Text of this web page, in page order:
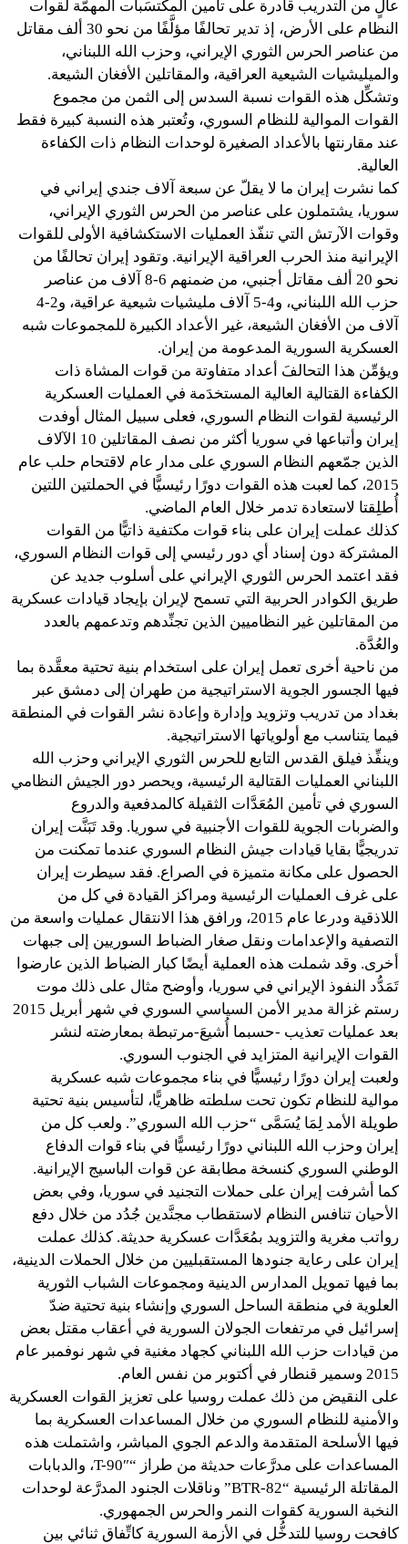
عالٍ من التدريب قادرة على تأمين المكتسَبات المهمَّة لقوات
النظام على الأرض، إذ تدير تحالفًا مؤلَّفًا من نحو 30 ألف مقاتل
من عناصر الحرس الثوري الإيراني، وحزب الله اللبناني،
والميليشيات الشيعية العراقية، والمقاتلين الأفغان الشيعة.
وتشكِّل هذه القوات نسبة السدس إلى الثمن من مجموع
القوات الموالية للنظام السوري، وتُعتبر هذه النسبة كبيرة فقط
عند مقارنتها بالأعداد الصغيرة لوحدات النظام ذات الكفاءة
العالية.
كما نشرت إيران ما لا يقلّ عن سبعة آلاف جندي إيراني في
سوريا، يشتملون على عناصر من الحرس الثوري الإيراني،
وقوات الآرتش التي تنفّذ العمليات الاستكشافية الأولى للقوات
الإيرانية منذ الحرب العراقية الإيرانية. وتقود إيران تحالفًا من
نحو 20 ألف مقاتل أجنبي، من ضمنهم 6-8 آلاف من عناصر
حزب الله اللبناني، و4-5 آلاف مليشيات شيعية عراقية، و2-4
آلاف من الأفغان الشيعة، غير الأعداد الكبيرة للمجموعات شبه
العسكرية السورية المدعومة من إيران.
ويؤمِّن هذا التحالفَ أعداد متفاوتة من قوات المشاة ذات
الكفاءة القتالية العالية المستخدَمة في العمليات العسكرية
الرئيسية لقوات النظام السوري، فعلى سبيل المثال أوفدت
إيران وأتباعها في سوريا أكثر من نصف المقاتلين 10 الآلاف
الذين جمّعهم النظام السوري على مدار عام لاقتحام حلب عام
2015، كما لعبت هذه القوات دورًا رئيسيًّا في الحملتين اللتين
أُطلِقتا لاستعادة تدمر خلال العام الماضي.
كذلك عملت إيران على بناء قوات مكتفية ذاتيًّا من القوات
المشتركة دون إسناد أي دور رئيسي إلى قوات النظام السوري،
فقد اعتمد الحرس الثوري الإيراني على أسلوب جديد عن
طريق الكوادر الحربية التي تسمح لإيران بإيجاد قيادات عسكرية
من المقاتلين غير النظاميين الذين تجنِّدهم وتدعمهم بالعدد
والعُدَّة.
من ناحية أخرى تعمل إيران على استخدام بنية تحتية معقَّدة بما
فيها الجسور الجوية الاستراتيجية من طهران إلى دمشق عبر
بغداد من تدريب وتزويد وإدارة وإعادة نشر القوات في المنطقة
فيما يتناسب مع أولوياتها الاستراتيجية.
وينفِّذ فيلق القدس التابع للحرس الثوري الإيراني وحزب الله
اللبناني العمليات القتالية الرئيسية، ويحصر دور الجيش النظامي
السوري في تأمين المُعَدَّات الثقيلة كالمدفعية والدروع
والضربات الجوية للقوات الأجنبية في سوريا. وقد تَبَنَّت إيران
تدريجيًّا بقايا قيادات جيش النظام السوري عندما تمكنت من
الحصول على مكانة متميزة في الصراع. فقد سيطرت إيران
على غرف العمليات الرئيسية ومراكز القيادة في كل من
اللاذقية ودرعا عام 2015، ورافق هذا الانتقال عمليات واسعة من
التصفية والإعدامات ونقل صغار الضباط السوريين إلى جبهات
أخرى. وقد شملت هذه العملية أيضًا كبار الضباط الذين عارضوا
تَمَدُّد النفوذ الإيراني في سوريا، وأوضح مثال على ذلك موت
رستم غزالة مدير الأمن السياسي السوري في شهر أبريل 2015
بعد عمليات تعذيب -حسبما أُشيعَ-مرتبطة بمعارضته لنشر
القوات الإيرانية المتزايد في الجنوب السوري.
ولعبت إيران دورًا رئيسيًّا في بناء مجموعات شبه عسكرية
موالية للنظام تكون تحت سلطته ظاهريًّا، لتأسيس بنية تحتية
طويلة الأمد لِمَا يُسَمَّى “حزب الله السوري”. ولعب كل من
إيران وحزب الله اللبناني دورًا رئيسيًّا في بناء قوات الدفاع
الوطني السوري كنسخة مطابقة عن قوات الباسيج الإيرانية.
كما أشرفت إيران على حملات التجنيد في سوريا، وفي بعض
الأحيان تنافس النظام لاستقطاب مجنَّدين جُدُد من خلال دفع
رواتب مغرية والتزويد بمُعَدَّات عسكرية حديثة. كذلك عملت
إيران على رعاية جنودها المستقبليين من خلال الحملات الدينية،
بما فيها تمويل المدارس الدينية ومجموعات الشباب الثورية
العلوية في منطقة الساحل السوري وإنشاء بنية تحتية ضدّ
إسرائيل في مرتفعات الجولان السورية في أعقاب مقتل بعض
من قيادات حزب الله اللبناني كجهاد مغنية في شهر نوفمبر عام
2015 وسمير قنطار في أكتوبر من نفس العام.
على النقيض من ذلك عملت روسيا على تعزيز القوات العسكرية
والأمنية للنظام السوري من خلال المساعدات العسكرية بما
فيها الأسلحة المتقدمة والدعم الجوي المباشر، واشتملت هذه
المساعدات على مدرَّعات حديثة من طراز “T-90″، والدبابات
المقاتلة الرئيسية “BTR-82” وناقلات الجنود المدرَّعة لوحدات
النخبة السورية كقوات النمر والحرس الجمهوري.
كافحت روسيا للتدخُّل في الأزمة السورية كاتِّفاق ثنائي بين